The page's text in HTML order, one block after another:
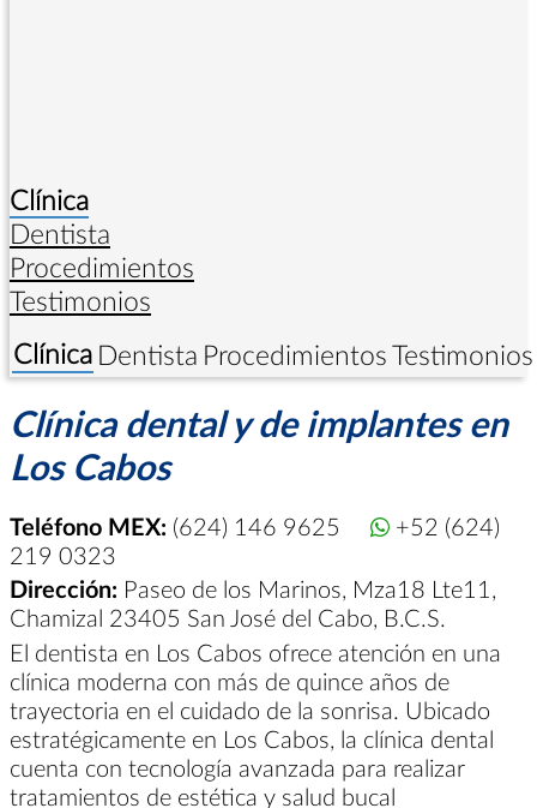
Clínica
Dentista
Procedimientos
Testimonios
Clínica Dentista ProcedimientosTestimonios
Clínica dental y de implantes en
Los Cabos
Teléfono MEX: (624) 146 9625
+52 (624)
219 0323
Dirección: Paseo de los Marinos, Mza18 Lte11,
Chamizal 23405 San José del Cabo, B.C.S.
El dentista en Los Cabos ofrece atención en una
clínica moderna con más de quince años de
trayectoria en el cuidado de la sonrisa. Ubicado
estratégicamente en Los Cabos, la clínica dental
cuenta con tecnología avanzada para realizar
tratamientos de estética y salud bucal